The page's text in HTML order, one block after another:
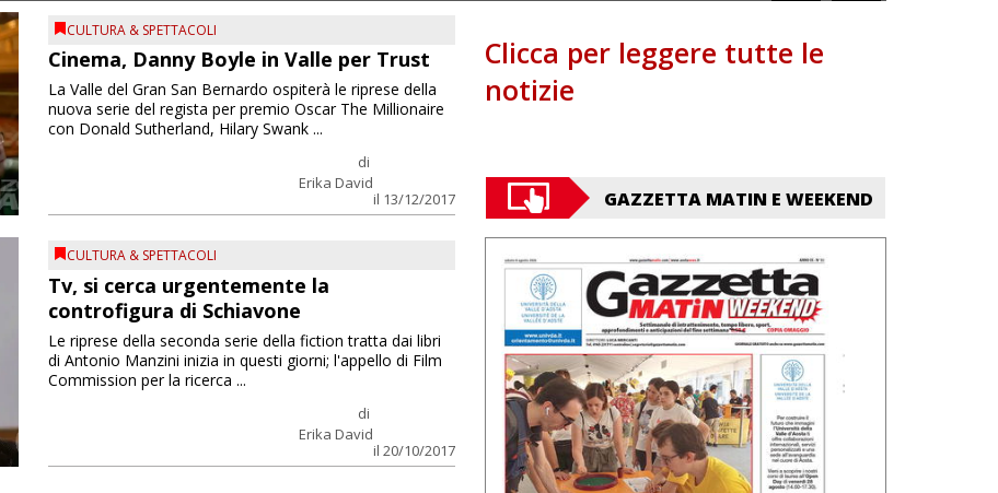
CULTURA & SPETTACOLI
Cinema, Danny Boyle in Valle per Trust
di
Erika David
il 13/12/2017
La Valle del Gran San Bernardo ospiterà le riprese della
nuova serie del regista per premio Oscar The Millionaire
con Donald Sutherland, Hilary Swank ...
CULTURA & SPETTACOLI
Tv, si cerca urgentemente la
controfigura di Schiavone
di
Erika David
il 20/10/2017
Le riprese della seconda serie della fiction tratta dai libri
di Antonio Manzini inizia in questi giorni; l'appello di Film
Commission per la ricerca ...
Clicca per leggere tutte le
notizie
GAZZETTA MATIN E WEEKEND